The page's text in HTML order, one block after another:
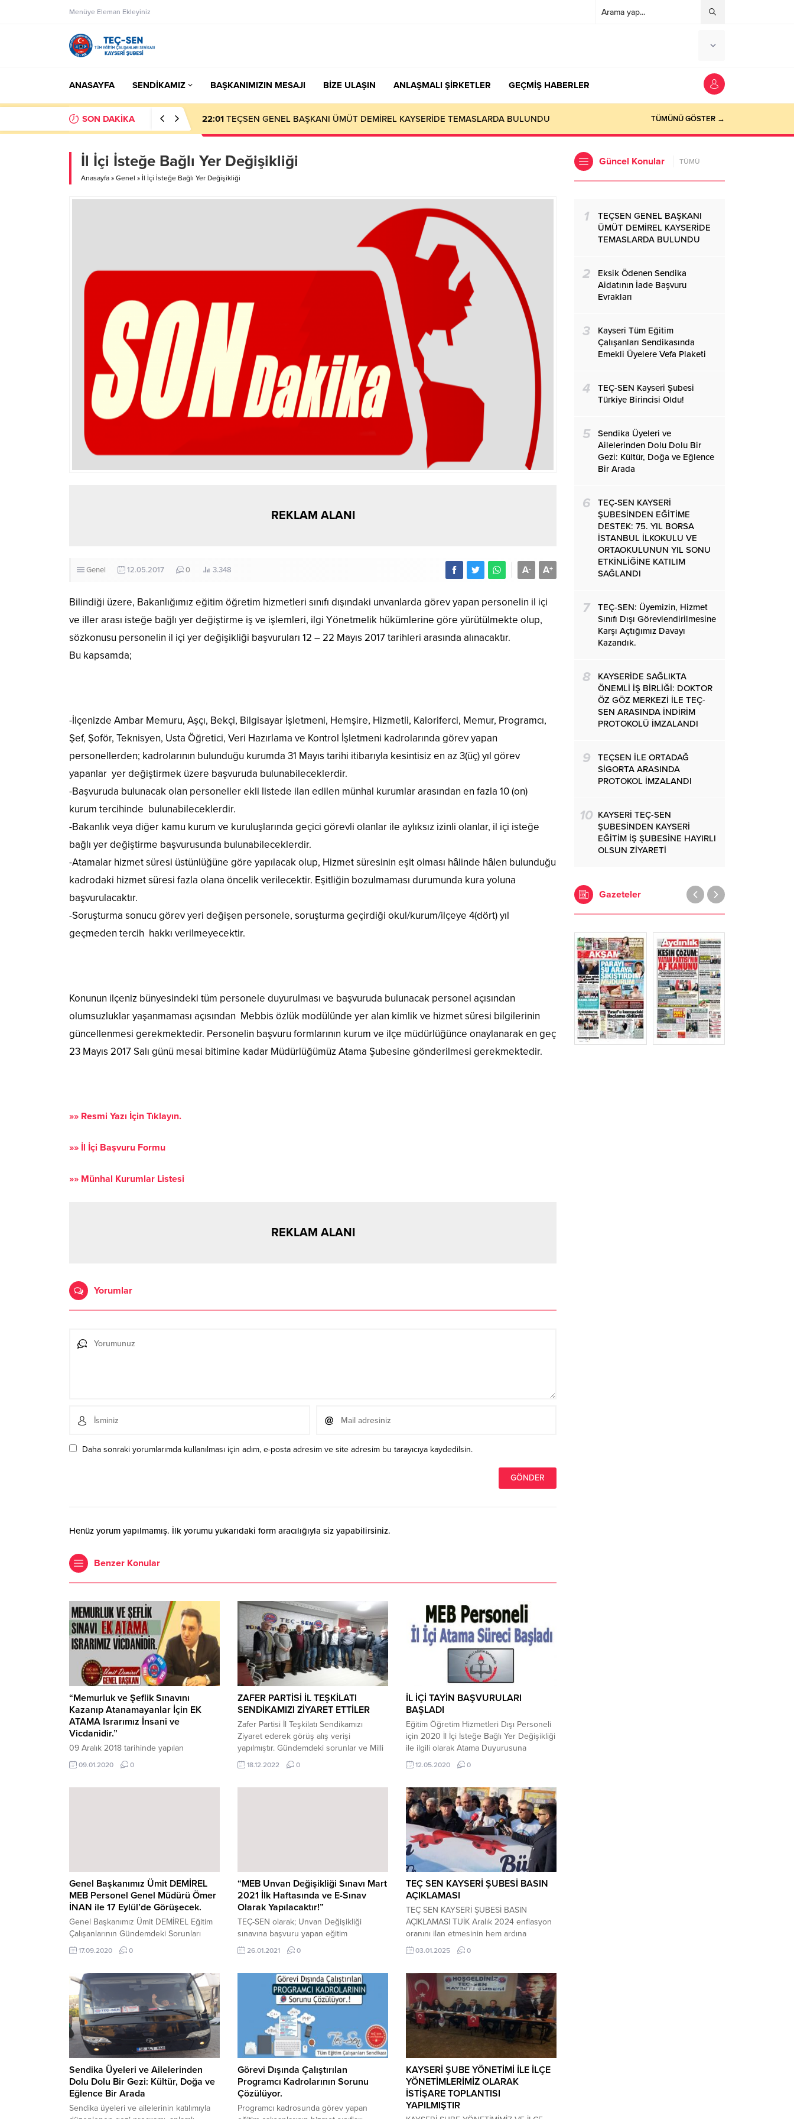
Menüye Eleman Ekleyiniz
ANASAYFA SENDİKAMIZ BAŞKANIMIZIN MESAJI BİZE ULAŞIN ANLAŞMALI ŞİRKETLER GEÇMİŞ HABERLER
SON DAKİKA 23:50 Eksik Ödenen Sendika Aidatının İade Başvuru Evrakları TÜMÜNÜ GÖSTER →
İl İçi İsteğe Bağlı Yer Değişikliği
Anasayfa » Genel » İl İçi İsteğe Bağlı Yer Değişikliği
REKLAM ALANI
Genel 12.05.2017 0 3.348 A+
A-
Bilindiği üzere, Bakanlığımız eğitim öğretim hizmetleri sınıfı dışındaki unvanlarda görev yapan personelin il içi
ve iller arası isteğe bağlı yer değiştirme iş ve işlemleri, ilgi Yönetmelik hükümlerine göre yürütülmekte olup,
sözkonusu personelin il içi yer değişikliği başvuruları 12 – 22 Mayıs 2017 tarihleri arasında alınacaktır.
Bu kapsamda;
-İlçenizde Ambar Memuru, Aşçı, Bekçi, Bilgisayar İşletmeni, Hemşire, Hizmetli, Kaloriferci, Memur, Programcı,
Şef, Şoför, Teknisyen, Usta Öğretici, Veri Hazırlama ve Kontrol İşletmeni kadrolarında görev yapan
personellerden; kadrolarının bulunduğu kurumda 31 Mayıs tarihi itibarıyla kesintisiz en az 3(üç) yıl görev
yapanlar yer değiştirmek üzere başvuruda bulunabileceklerdir.
-Başvuruda bulunacak olan personeller ekli listede ilan edilen münhal kurumlar arasından en fazla 10 (on)
kurum tercihinde bulunabileceklerdir.
-Bakanlık veya diğer kamu kurum ve kuruluşlarında geçici görevli olanlar ile aylıksız izinli olanlar, il içi isteğe
bağlı yer değiştirme başvurusunda bulunabileceklerdir.
-Atamalar hizmet süresi üstünlüğüne göre yapılacak olup, Hizmet süresinin eşit olması hâlinde hâlen bulunduğu
kadrodaki hizmet süresi fazla olana öncelik verilecektir. Eşitliğin bozulmaması durumunda kura yoluna
başvurulacaktır.
-Soruşturma sonucu görev yeri değişen personele, soruşturma geçirdiği okul/kurum/ilçeye 4(dört) yıl
geçmeden tercih hakkı verilmeyecektir.
Konunun ilçeniz bünyesindeki tüm personele duyurulması ve başvuruda bulunacak personel açısından
olumsuzluklar yaşanmaması açısından Mebbis özlük modülünde yer alan kimlik ve hizmet süresi bilgilerinin
güncellenmesi gerekmektedir. Personelin başvuru formlarının kurum ve ilçe müdürlüğünce onaylanarak en geç
23 Mayıs 2017 Salı günü mesai bitimine kadar Müdürlüğümüz Atama Şubesine gönderilmesi gerekmektedir.
»» Resmi Yazı İçin Tıklayın.
»» İl İçi Başvuru Formu
»» Münhal Kurumlar Listesi
REKLAM ALANI
Yorumlar
Daha sonraki yorumlarımda kullanılması için adım, e-posta adresim ve site adresim bu tarayıcıya kaydedilsin.
Henüz yorum yapılmamış. İlk yorumu yukarıdaki form aracılığıyla siz yapabilirsiniz.
Benzer Konular
“Memurluk ve Şeflik Sınavını
Kazanıp Atanamayanlar İçin EK
ATAMA Israrımız İnsani ve
Vicdanidir.”
09 Aralık 2018 tarihinde yapılan
Memurluk ve Şeflik Yazılı ve Sözlü
Sınavını kazanan ancak çeşitli nedenlerle
09.01.2020 0
ZAFER PARTİSİ İL TEŞKİLATI
SENDİKAMIZI ZİYARET ETTİLER
Zafer Partisi İl Teşkilatı Sendikamızı
Ziyaret ederek görüş alış verişi
yapılmıştır. Gündemdeki sorunlar ve Milli
Eğitim Çalışanlarının sorunları hakkında
bilgi verilmiştir.
18.12.2022 0
İL İÇİ TAYİN BAŞVURULARI
BAŞLADI
Eğitim Öğretim Hizmetleri Dışı Personeli
için 2020 İl İçi İsteğe Bağlı Yer Değişikliği
ile ilgili olarak Atama Duyurusuna
ulaşmak için tıklayınız. Tercih Edilebilecek
Kurumlar Listesine ulaşmak için tıklayınız.
12.05.2020 0
Genel Başkanımız Ümit DEMİREL
MEB Personel Genel Müdürü Ömer
İNAN ile 17 Eylül’de Görüşecek.
Genel Başkanımız Ümit DEMİREL Eğitim
Çalışanlarının Gündemdeki Sorunları
Görüşmek İçin 17 Eylül 2020 Perşembe
Saat 15:30’da Milli Eğitim Bakanlığı
İNAN ile Bir Araya Gelecektir,
17.09.2020 0
“MEB Unvan Değişikliği Sınavı Mart
2021 İlk Haftasında ve E-Sınav
Olarak Yapılacaktır!”
TEÇ-SEN olarak; Unvan Değişikliği
sınavına başvuru yapan eğitim
çalışanlarını bilgilendirmek ve her zaman
olduğu gibi emeği olmadığı halde başarıyı
önünde tutarak konuyla ilgili açıklama
yapma gereği hasıl olmuştur. Bilindiği
üzere son 12 yılda 1 defa yapılan MEB
Unvan Değişikliği Sınavı 06 Aralık
2020tarihinde yapılacaktı. Ancak...
26.01.2021 0
TEÇ SEN KAYSERİ ŞUBESİ BASIN
AÇIKLAMASI
TEÇ SEN KAYSERİ ŞUBESİ BASIN
AÇIKLAMASI TUİK Aralık 2024 enflasyon
oranını ilan etmesinin hem ardına
kamuoyuna açıklama yapma gereği
duyan Kayseri TEÇ SEN Şubesi, Şube
Cumhuriyet Meydanında kamuoyuna şu
şekilde seslendi: TÜİK tarafından Aralık
ayı enflasyonu açıklandı ve kamu
çalışanlarının 2025 yılı ilk altı aylık
dönemi...
03.01.2025 0
Sendika Üyeleri ve Ailelerinden
Dolu Dolu Bir Gezi: Kültür, Doğa ve
Eğlence Bir Arada
Sendika üyeleri ve ailelerinin katılımıyla
Görevi Dışında Çalıştırılan
Programcı Kadrolarının Sorunu
Çözülüyor.
Programcı kadrosunda görev yapan
KAYSERİ ŞUBE YÖNETİMİ İLE İLÇE
YÖNETİMLERİMİZ OLARAK
İSTİŞARE TOPLANTISI
YAPILMIŞTIR
Güncel Konular TÜMÜ
1
TEÇSEN GENEL BAŞKANI
ÜMÜT DEMİREL KAYSERİDE
TEMASLARDA BULUNDU
2
Eksik Ödenen Sendika
Aidatının İade Başvuru
Evrakları
3
Kayseri Tüm Eğitim
Çalışanları Sendikasında
Emekli Üyelere Vefa Plaketi
4
TEÇ-SEN Kayseri Şubesi
Türkiye Birincisi Oldu!
5
Sendika Üyeleri ve
Ailelerinden Dolu Dolu Bir
Gezi: Kültür, Doğa ve Eğlence
Bir Arada
6
TEÇ-SEN KAYSERİ
ŞUBESİNDEN EĞİTİME
DESTEK: 75. YIL BORSA
İSTANBUL İLKOKULU VE
ORTAOKULUNUN YIL SONU
ETKİNLİĞİNE KATILIM
SAĞLANDI
7
TEÇ-SEN: Üyemizin, Hizmet
Sınıfı Dışı Görevlendirilmesine
Karşı Açtığımız Davayı
Kazandık.
8
KAYSERİDE SAĞLIKTA
ÖNEMLİ İŞ BİRLİĞİ: DOKTOR
ÖZ GÖZ MERKEZİ İLE TEÇ-
SEN ARASINDA İNDİRİM
PROTOKOLÜ İMZALANDI
9
TEÇSEN İLE ORTADAĞ
SİGORTA ARASINDA
PROTOKOL İMZALANDI
10 KAYSERİ TEÇ-SEN
ŞUBESİNDEN KAYSERİ
EĞİTİM İŞ ŞUBESİNE HAYIRLI
OLSUN ZİYARETİ
Gazeteler